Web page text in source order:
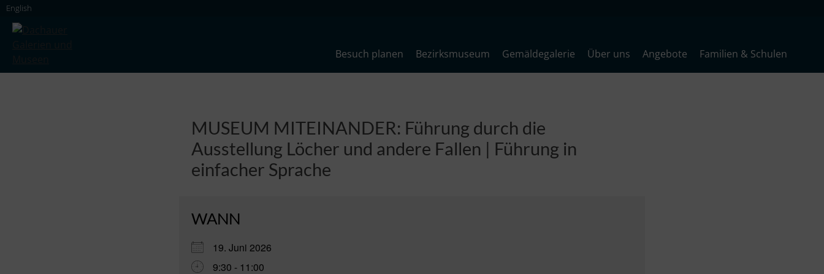
Skip
content
English
Besuch planen Bezirksmuseum Gemäldegalerie Über uns Angebote Familien & Schulen
MUSEUM MITEINANDER: Führung durch die
Ausstellung Löcher und andere Fallen | Führung in
einfacher Sprache
WANN
19. Juni 2026
9:30 - 11:00